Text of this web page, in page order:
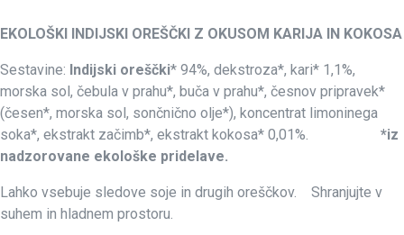
EKOLOŠKI INDIJSKI OREŠČKI Z OKUSOM KARIJA IN KOKOSA
Sestavine: Indijski oreščki* 94%, dekstroza*, kari* 1,1%,
morska sol, čebula v prahu*, buča v prahu*, česnov pripravek*
(česen*, morska sol, sončnično olje*), koncentrat limoninega
soka*, ekstrakt začimb*, ekstrakt kokosa* 0,01%. *iz
nadzorovane ekološke pridelave.
Lahko vsebuje sledove soje in drugih oreščkov.
Shranjujte v
suhem in hladnem prostoru.